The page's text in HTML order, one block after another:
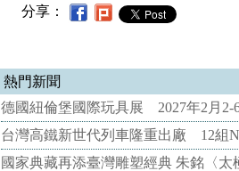
分享：
熱門新聞
德國紐倫堡國際玩具展 2027年2月2-
台灣高鐵新世代列車隆重出廠 12組
國家典藏再添臺灣雕塑經典 朱銘〈